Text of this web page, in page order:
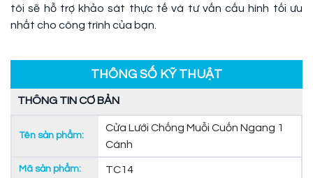
tôi sẽ hỗ trợ khảo sát thực tế và tư vấn cấu hình tối ưu
nhất cho công trình của bạn.
THÔNG SỐ KỸ THUẬT
THÔNG TIN CƠ BẢN
Tên sản phẩm:
Cửa Lưới Chống Muỗi Cuốn Ngang 1
Cánh
Mã sản phẩm: TC14